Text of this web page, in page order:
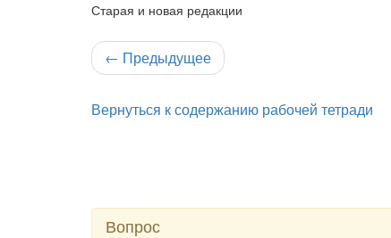
Старая и новая редакции
← Предыдущее
Вернуться к содержанию рабочей тетради
Вопрос